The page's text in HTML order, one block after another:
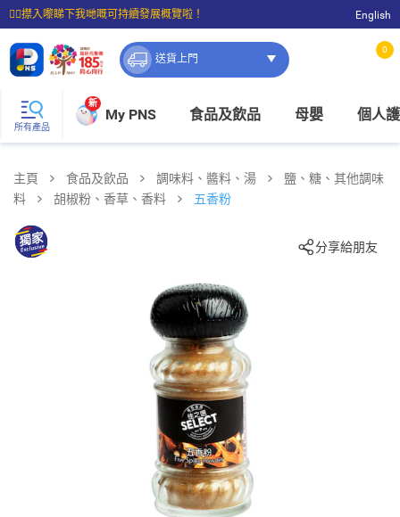
☝🏼㩒入嚟睇下我哋嘅可持續發展概覽啦！
⭐購物滿$399即享免費送貨；滿$100即可免費店取。
English
送貨上門
0
所有產品
新
My PNS 食品及飲品 母嬰 個人
主頁 食品及飲品 調味料、醬料、湯
鹽、糖、其他調味
料
胡椒粉、香草、香料 五香粉
分享給朋友